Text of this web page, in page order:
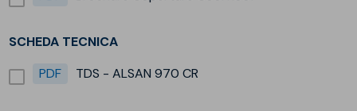
SCHEDA TECNICA
PDF
TDS - ALSAN 970 CR